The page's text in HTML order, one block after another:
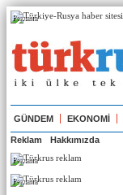
Реклама
GÜNDEM EKONOMİ
Reklam Hakkımızda
Реклама
Реклама